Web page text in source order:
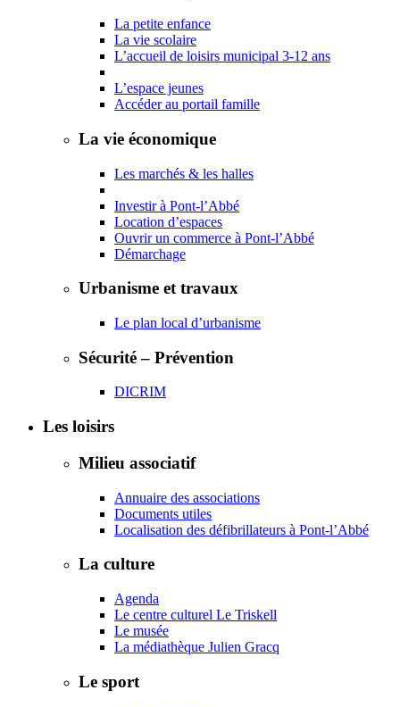
La petite enfance
La vie scolaire
L’accueil de loisirs municipal 3-12 ans
L’espace jeunes
Accéder au portail famille
La vie économique
Les marchés & les halles
Investir à Pont-l’Abbé
Location d’espaces
Ouvrir un commerce à Pont-l’Abbé
Démarchage
Urbanisme et travaux
Le plan local d’urbanisme
Sécurité – Prévention
DICRIM
Les loisirs
Milieu associatif
Annuaire des associations
Documents utiles
Localisation des défibrillateurs à Pont-l’Abbé
La culture
Agenda
Le centre culturel Le Triskell
Le musée
La médiathèque Julien Gracq
Le sport